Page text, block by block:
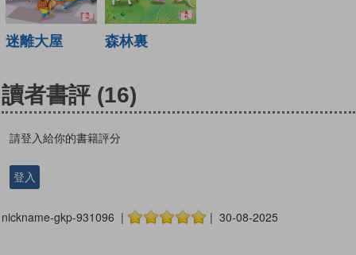
迷離大屋 森林裏
讀者書評 (16)
請登入給你的書籍評分
登入
nickname-gkp-931096 | | 30-08-2025